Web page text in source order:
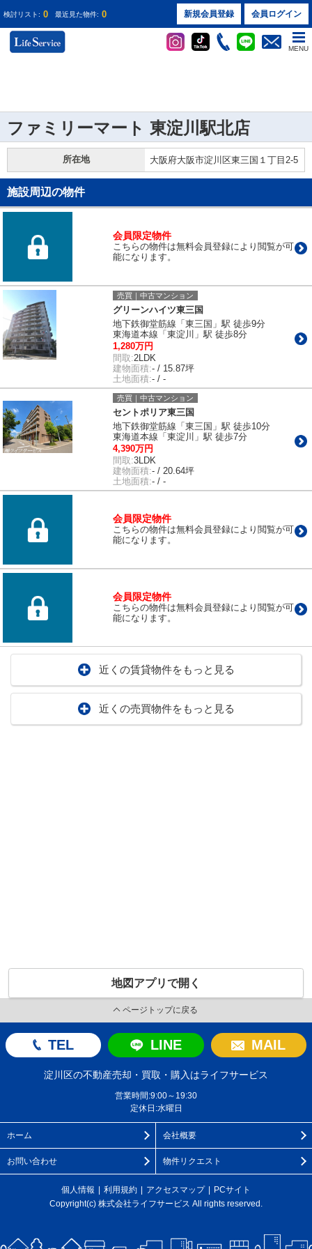
検討リスト: 0 最近見た物件: 0 新規会員登録 会員ログイン
MENU
ファミリーマート 東淀川駅北店
所在地 大阪府大阪市淀川区東三国１丁目2-5
施設周辺の物件
会員限定物件
こちらの物件は無料会員登録により閲覧が可
能になります。
売買｜中古マンション
グリーンハイツ東三国
地下鉄御堂筋線「東三国」駅 徒歩9分
東海道本線「東淀川」駅 徒歩8分
1,280万円
間取:2LDK
建物面積:- / 15.87坪
土地面積:- / -
売買｜中古マンション
セントポリア東三国
地下鉄御堂筋線「東三国」駅 徒歩10分
東海道本線「東淀川」駅 徒歩7分
4,390万円
間取:3LDK
建物面積:- / 20.64坪
土地面積:- / -
会員限定物件
こちらの物件は無料会員登録により閲覧が可
能になります。
会員限定物件
こちらの物件は無料会員登録により閲覧が可
能になります。
近くの賃貸物件をもっと見る
近くの売買物件をもっと見る
地図アプリで開く
ページトップに戻る
TEL LINE MAIL
淀川区の不動産売却・買取・購入はライフサービス
営業時間:9:00～19:30
定休日:水曜日
ホーム 会社概要
お問い合わせ 物件リクエスト
個人情報 利用規約 アクセスマップ
PCサイト
Copyright(c) 株式会社ライフサービス All rights reserved.